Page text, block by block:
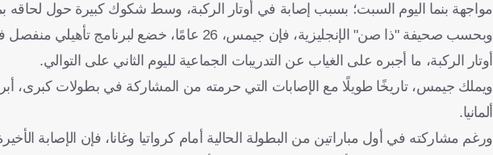
مواجهة بنما اليوم السبت؛ بسبب إصابة في أوتار الركبة، وسط شكوك كبيرة حول لحاقه بمباراة دور الـ32 المقررة الأربعاء
وبحسب صحيفة "ذا صن" الإنجليزية، فإن جيمس، 26
أوتار الركبة، ما أجبره على الغياب عن التدريبات الجماعية لليوم الثاني على التوالي.
ألمانيا.